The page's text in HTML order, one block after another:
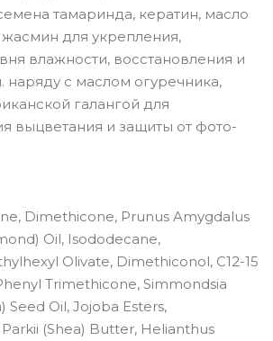
тамаринда, кератин, масло
для укрепления,
влажности, восстановления и
наряду с маслом огуречника,
галангой для
выцветания и защиты от фото-
Dimethicone, Prunus Amygdalus
Oil, Isododecane,
Olivate, Dimethiconol, C12-15
Trimethicone, Simmondsia
Seed Oil, Jojoba Esters,
(Shea) Butter, Helianthus